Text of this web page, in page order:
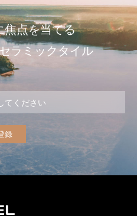
焦点を当てる
ラミックタイル